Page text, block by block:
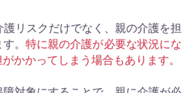
リスクだけでなく、親の介護を担
。 特に親の介護が必要な状況にな
かかってしまう場合もあります。